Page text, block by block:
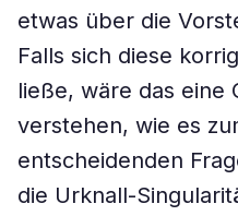
etwas über die
Falls sich diese
ließe, wäre das eine
verstehen, wie es
entscheidenden
die Urknall-